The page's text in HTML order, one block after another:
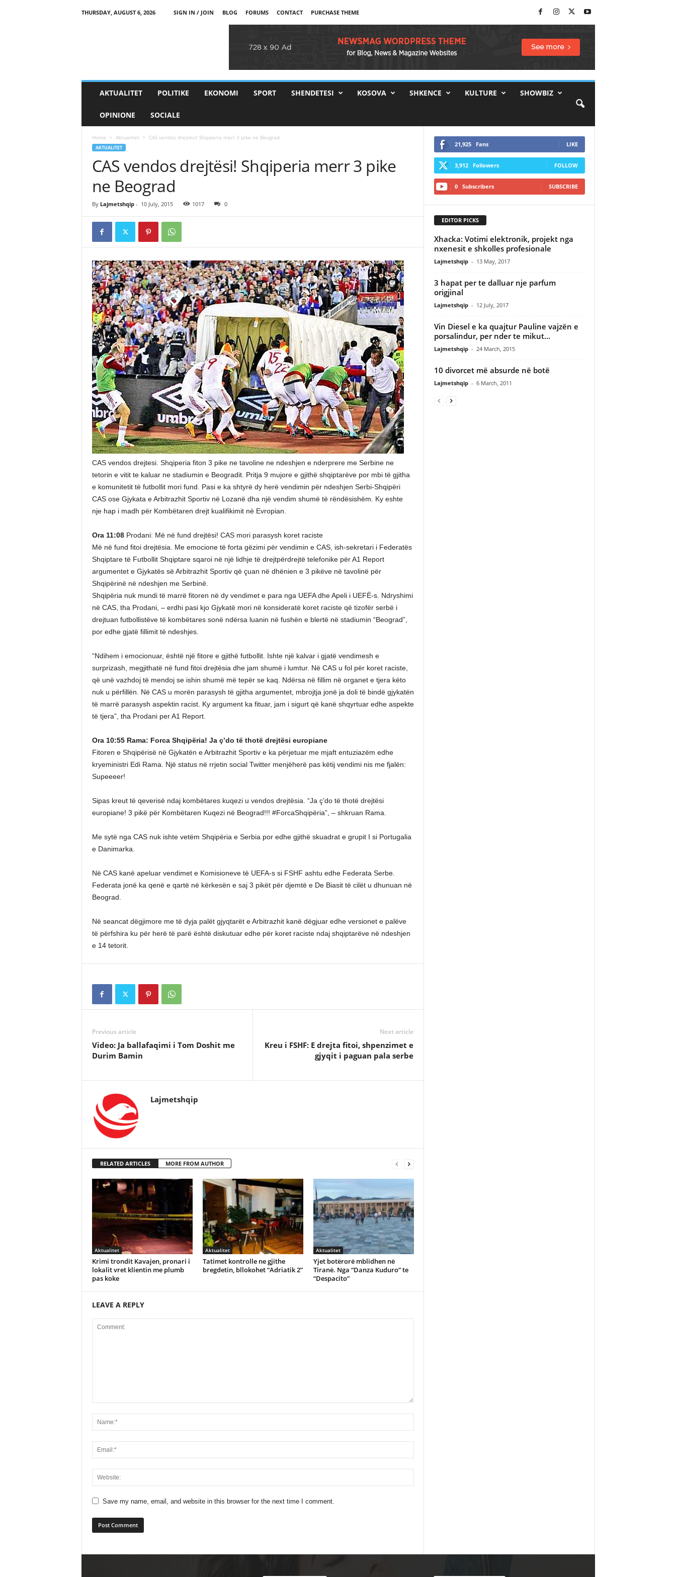
THURSDAY, AUGUST 6, 2026 SIGN IN / JOIN BLOG FORUMS CONTACT PURCHASE THEME
AKTUALITET POLITIKE EKONOMI SPORT SHENDETESI KOSOVA SHKENCE KULTURE SHOWBIZ
OPINIONE SOCIALE
Home Aktualitet CAS vendos drejtësi! Shqiperia merr 3 pike ne Beograd
AKTUALITET
CAS vendos drejtësi! Shqiperia merr 3 pike
ne Beograd
By Lajmetshqip- 10 July, 2015 1017 0
CAS vendos drejtesi. Shqiperia fiton 3 pike ne tavoline ne ndeshjen e nderprere me Serbine ne
tetorin e vitit te kaluar ne stadiumin e Beogradit. Pritja 9 mujore e gjithë shqiptarëve por mbi të gjitha
e komunitetit të futbollit mori fund. Pasi e ka shtyrë dy herë vendimin për ndeshjen Serbi-Shqipëri
CAS ose Gjykata e Arbitrazhit Sportiv në Lozanë dha një vendim shumë të rëndësishëm. Ky eshte
nje hap i madh për Kombëtaren drejt kualifikimit në Evropian.
Ora 11:08Prodani: Më në fund drejtësi! CAS mori parasysh koret raciste
Më në fund fitoi drejtësia. Me emocione të forta gëzimi për vendimin e CAS, ish-sekretari i Federatës
Shqiptare të Futbollit Shqiptare sqaroi në një lidhje të drejtpërdrejtë telefonike për A1 Report
argumentet e Gjykatës së Arbitrazhit Sportiv që çuan në dhënien e 3 pikëve në tavolinë për
Shqipërinë në ndeshjen me Serbinë.
Shqipëria nuk mundi të marrë fitoren në dy vendimet e para nga UEFA dhe Apeli i UEFË-s. Ndryshimi
në CAS, tha Prodani, – erdhi pasi kjo Gjykatë mori në konsideratë koret raciste që tizofër serbë i
drejtuan futbollistëve të kombëtares sonë ndërsa luanin në fushën e blertë në stadiumin “Beograd”,
por edhe gjatë fillimit të ndeshjes.
“Ndihem i emocionuar, është një fitore e gjithë futbollit. Ishte një kalvar i gjatë vendimesh e
surprizash, megjithatë në fund fitoi drejtësia dhe jam shumë i lumtur. Në CAS u fol për koret raciste,
që unë vazhdoj të mendoj se ishin shumë më tepër se kaq. Ndërsa në fillim në organet e tjera këto
nuk u përfillën. Në CAS u morën parasysh të gjitha argumentet, mbrojtja jonë ja doli të bindë gjykatën
të marrë parasysh aspektin racist. Ky argument ka fituar, jam i sigurt që kanë shqyrtuar edhe aspekte
të tjera”, tha Prodani per A1 Report.
Ora 10:55 Rama: Forca Shqipëria! Ja ç’do të thotë drejtësi europiane
Fitoren e Shqipërisë në Gjykatën e Arbitrazhit Sportiv e ka përjetuar me mjaft entuziazëm edhe
kryeministri Edi Rama. Një status në rrjetin social Twitter menjëherë pas këtij vendimi nis me fjalën:
Supeeeer!
Sipas kreut të qeverisë ndaj kombëtares kuqezi u vendos drejtësia. “Ja ç’do të thotë drejtësi
europiane! 3 pikë për Kombëtaren Kuqezi në Beograd!!! #ForcaShqipëria”, – shkruan Rama.
Me sytë nga CAS nuk ishte vetëm Shqipëria e Serbia por edhe gjithë skuadrat e grupit I si Portugalia
e Danimarka.
Në CAS kanë apeluar vendimet e Komisioneve të UEFA-s si FSHF ashtu edhe Federata Serbe.
Federata jonë ka qenë e qartë në kërkesën e saj 3 pikët për djemtë e De Biasit të cilët u dhunuan në
Beograd.
Në seancat dëgjimore me të dyja palët gjyqtarët e Arbitrazhit kanë dëgjuar edhe versionet e palëve
të përfshira ku për herë të parë është diskutuar edhe për koret raciste ndaj shqiptarëve në ndeshjen
e 14 tetorit.
Previous article
Video: Ja ballafaqimi i Tom Doshit me
Durim Bamin
Next article
Kreu i FSHF: E drejta fitoi, shpenzimet e
gjyqit i paguan pala serbe
Lajmetshqip
RELATED ARTICLES MORE FROM AUTHOR
Aktualitet
Krimi trondit Kavajen, pronari i
lokalit vret klientin me plumb
pas koke
Aktualitet
Tatimet kontrolle ne gjithe
bregdetin, bllokohet “Adriatik 2”
Aktualitet
Yjet botërorë mblidhen në
Tiranë. Nga “Danza Kuduro” te
“Despacito”
LEAVE A REPLY
Save my name, email, and website in this browser for the next time I comment.
21,925 Fans LIKE
3,912 Followers FOLLOW
0 Subscribers SUBSCRIBE
EDITOR PICKS
Xhacka: Votimi elektronik, projekt nga
nxenesit e shkolles profesionale
Lajmetshqip - 13 May, 2017
3 hapat per te dalluar nje parfum
origjinal
Lajmetshqip - 12 July, 2017
Vin Diesel e ka quajtur Pauline vajzën e
porsalindur, per nder te mikut...
Lajmetshqip - 24 March, 2015
10 divorcet më absurde në botë
Lajmetshqip - 6 March, 2011